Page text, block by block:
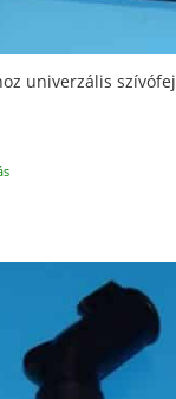
univerzális szívófej